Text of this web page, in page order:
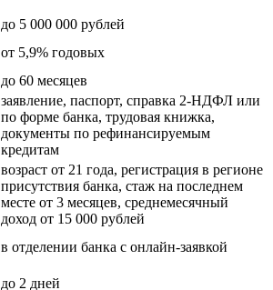
до 5 000 000 рублей
от 5,9% годовых
до 60 месяцев
заявление, паспорт, справка 2-НДФЛ или
по форме банка, трудовая книжка,
документы по рефинансируемым
кредитам
возраст от 21 года, регистрация в регионе
присутствия банка, стаж на последнем
месте от 3 месяцев, среднемесячный
доход от 15 000 рублей
в отделении банка с онлайн-заявкой
до 2 дней